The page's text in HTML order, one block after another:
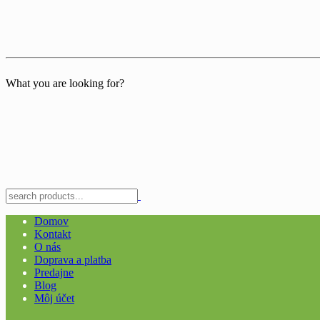
What you are looking for?
Domov
Kontakt
O nás
Doprava a platba
Predajne
Blog
Môj účet